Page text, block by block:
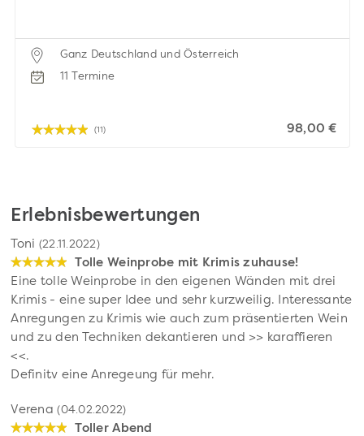
Ganz Deutschland und Österreich
11 Termine
(11) 98,00 €
Erlebnisbewertungen
Toni (22.11.2022)
Tolle Weinprobe mit Krimis zuhause!
Eine tolle Weinprobe in den eigenen Wänden mit drei
Krimis - eine super Idee und sehr kurzweilig. Interessante
Anregungen zu Krimis wie auch zum präsentierten Wein
und zu den Techniken dekantieren und >> karaffieren
<<.
Definitv eine Anregeung für mehr.
Verena(04.02.2022)
Toller Abend